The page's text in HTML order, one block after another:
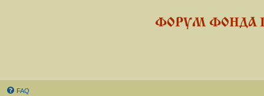
ФОРУМ ФОНДА
FAQ